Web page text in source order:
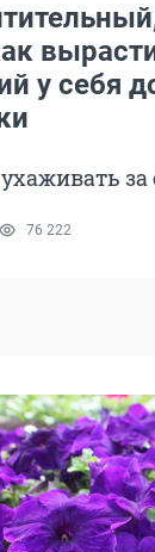
у себя
76 222